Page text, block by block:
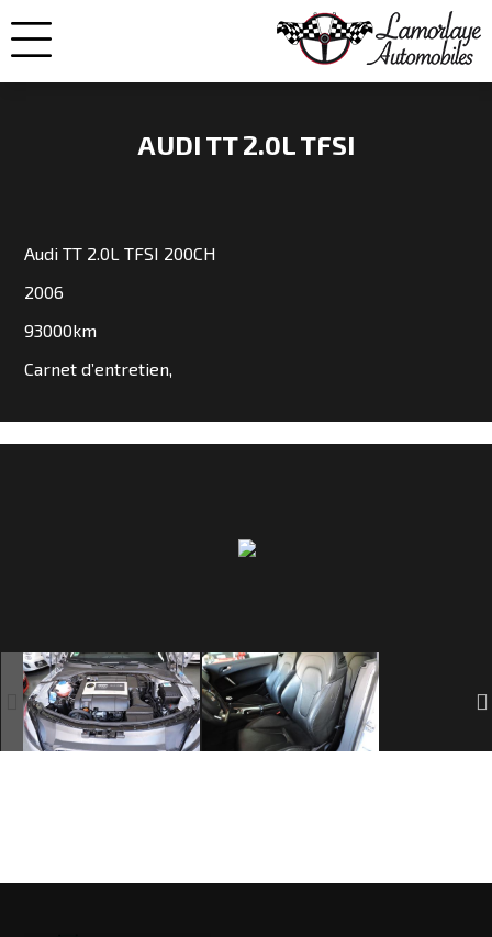
VOITURES
ENGAGEMENTS
AUDI TT 2.0L TFSI
Audi TT 2.0L TFSI 200CH
2006
93000km
Carnet d’entretien,